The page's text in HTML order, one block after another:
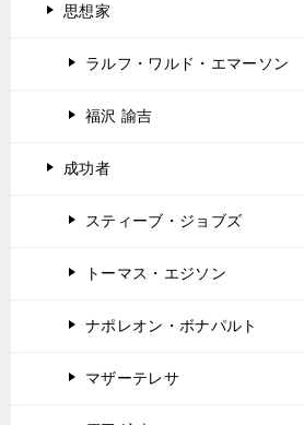
思想家
ラルフ・ワルド・エマーソン
福沢 諭吉
成功者
スティーブ・ジョブズ
トーマス・エジソン
ナポレオン・ボナパルト
マザーテレサ